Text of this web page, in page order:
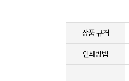
상품 규격
인쇄방법